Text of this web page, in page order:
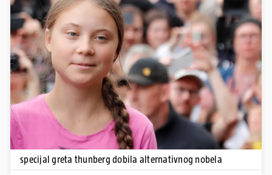
Pokretanje videa...
specijal greta thunberg dobila alternativnog nobela